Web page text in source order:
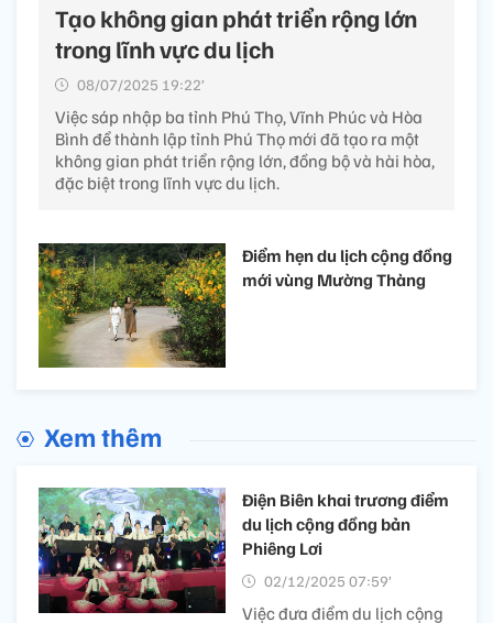
Tạo không gian phát triển rộng lớn
trong lĩnh vực du lịch
08/07/2025 19:22’
Việc sáp nhập ba tỉnh Phú Thọ, Vĩnh Phúc và Hòa
Bình để thành lập tỉnh Phú Thọ mới đã tạo ra một
không gian phát triển rộng lớn, đồng bộ và hài hòa,
đặc biệt trong lĩnh vực du lịch.
Điểm hẹn du lịch cộng đồng
mới vùng Mường Thàng
Xem thêm
Điện Biên khai trương điểm
du lịch cộng đồng bản
Phiêng Lơi
02/12/2025 07:59’
Việc đưa điểm du lịch cộng